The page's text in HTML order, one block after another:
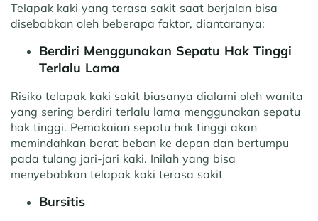
Telapak kaki yang terasa sakit saat berjalan bisa
disebabkan oleh beberapa faktor, diantaranya:
Berdiri Menggunakan Sepatu Hak Tinggi
Terlalu Lama
Risiko telapak kaki sakit biasanya dialami oleh wanita
yang sering berdiri terlalu lama menggunakan sepatu
hak tinggi. Pemakaian sepatu hak tinggi akan
memindahkan berat beban ke depan dan bertumpu
pada tulang jari-jari kaki. Inilah yang bisa
menyebabkan telapak kaki terasa sakit
Bursitis